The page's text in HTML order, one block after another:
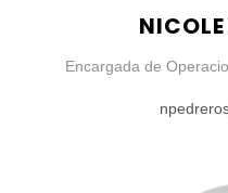
NICOLE
Encargada de